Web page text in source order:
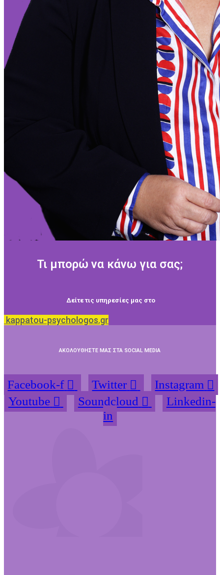
Τι μπορώ να κάνω για σας;
Δείτε τις υπηρεσίες μας στο
kappatou-psychologos.gr
ΑΚΟΛΟΥΘΗΣΤΕ ΜΑΣ ΣΤΑ SOCIAL MEDIA
Facebook-f Twitter
Instagram
Youtube
Soundcloud
Linkedin-
in